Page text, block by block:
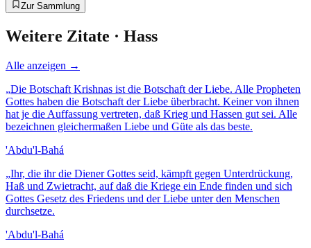
Zur Sammlung
Weitere Zitate · Hass
Alle anzeigen →
„Die Botschaft Krishnas ist die Botschaft der Liebe. Alle Propheten
Gottes haben die Botschaft der Liebe überbracht. Keiner von ihnen
hat je die Auffassung vertreten, daß Krieg und Hassen gut sei. Alle
bezeichnen gleichermaßen Liebe und Güte als das beste.
'Abdu'l-Bahá
„Ihr, die ihr die Diener Gottes seid, kämpft gegen Unterdrückung,
Haß und Zwietracht, auf daß die Kriege ein Ende finden und sich
Gottes Gesetz des Friedens und der Liebe unter den Menschen
durchsetze.
'Abdu'l-Bahá